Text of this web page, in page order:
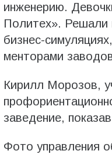
инженерию.
Политех». Решали
бизнес-
менторами
Кирилл Морозов,
заведение,
Фото управления